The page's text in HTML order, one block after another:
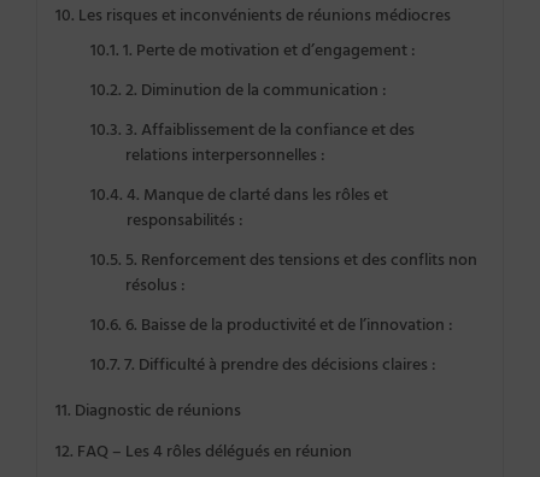
Les risques et inconvénients de réunions médiocres
1. Perte de motivation et d’engagement :
2. Diminution de la communication :
3. Affaiblissement de la confiance et des
relations interpersonnelles :
4. Manque de clarté dans les rôles et
responsabilités :
5. Renforcement des tensions et des conflits non
résolus :
6. Baisse de la productivité et de l’innovation :
7. Difficulté à prendre des décisions claires :
Diagnostic de réunions
FAQ – Les 4 rôles délégués en réunion